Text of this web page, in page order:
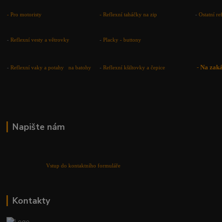
- Pro motoristy -Reflexní taháčky na zip -Ostatní
-Reflexní vesty a větrovky -Placky - buttony
-Reflexní vaky a potahy na batohy -Reflexní kšiltovky a čepice -Na
Napište nám
Vstup do kontaktního formuláře
Kontakty